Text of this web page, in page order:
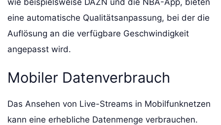
eine automatische Qualitätsanpassung, bei der die
Auflösung an die verfügbare Geschwindigkeit
angepasst wird.
Mobiler Datenverbrauch
Das Ansehen von Live-Streams in Mobilfunknetzen
kann eine erhebliche Datenmenge verbrauchen.